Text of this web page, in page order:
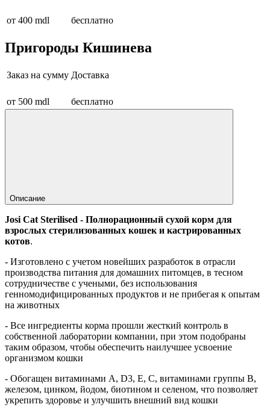
от 400 mdl бесплатно
Пригороды Кишинева
Заказ на сумму Доставка
от 500 mdl бесплатно
Описание
Josi Cat Sterilised - Полнорационный сухой корм для
взрослых стерилизованных кошек и кастрированных
котов.
- Изготовлено с учетом новейших разработок в отрасли
производства питания для домашних питомцев, в тесном
сотрудничестве с учеными, без использования
генномодифицированных продуктов и не прибегая к опытам
на животных
- Все ингредиенты корма прошли жесткий контроль в
собственной лаборатории компании, при этом подобраны
таким образом, чтобы обеспечить наилучшее усвоение
организмом кошки
- Обогащен витаминами A, D3, E, C, витаминами группы В,
железом, цинком, йодом, биотином и селеном, что позволяет
укрепить здоровье и улучшить внешний вид кошки